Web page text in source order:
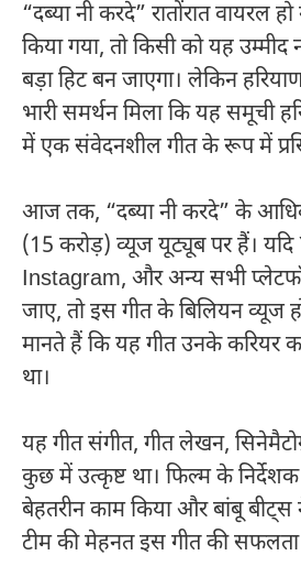
“दब्या नी करदे” रातोंरात वायरल
किया गया, तो किसी को यह उम्मीद
बड़ा हिट बन जाएगा। लेकिन
भारी समर्थन मिला कि यह समूची
में एक संवेदनशील गीत के रूप में
आज तक, “दब्या नी करदे” के
(15 करोड़) व्यूज यूट्यूब पर हैं।
Instagram, और अन्य सभी
जाए, तो इस गीत के बिलियन व्यूज
मानते हैं कि यह गीत उनके करियर
था।
यह गीत संगीत, गीत लेखन,
कुछ में उत्कृष्ट था। फिल्म के
बेहतरीन काम किया और बांबू बीट्स
टीम की मेहनत इस गीत की सफलता